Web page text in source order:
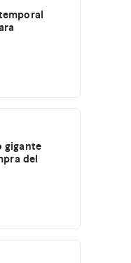
gigante
del